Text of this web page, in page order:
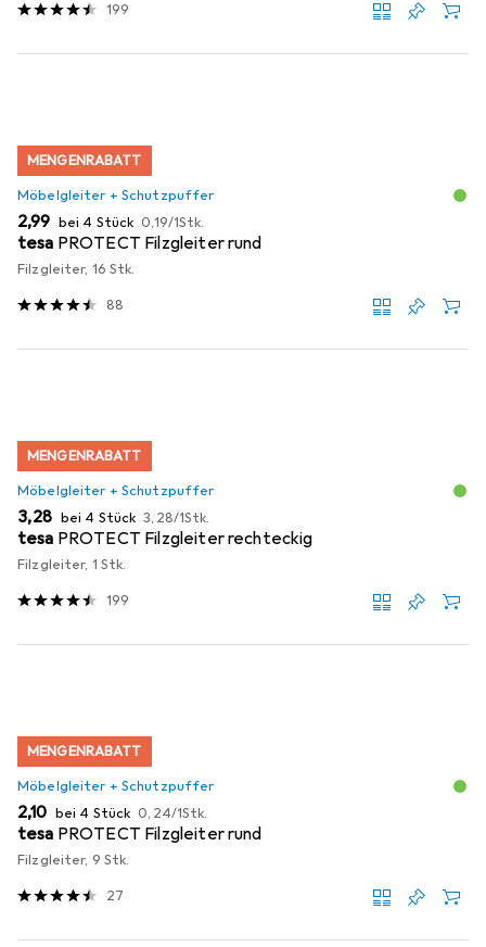
199
MENGENRABATT
Möbelgleiter + Schutzpuffer
EUR
2,99 bei 4 Stück EUR
0,19/1Stk.
tesa PROTECT Filzgleiter rund
Filzgleiter, 16 Stk.
88
MENGENRABATT
Möbelgleiter + Schutzpuffer
EUR
3,28 bei 4 Stück EUR
3,28/1Stk.
tesa PROTECT Filzgleiter rechteckig
Filzgleiter, 1 Stk.
199
MENGENRABATT
Möbelgleiter + Schutzpuffer
EUR
2,10 bei 4 Stück EUR
0,24/1Stk.
tesa PROTECT Filzgleiter rund
Filzgleiter, 9 Stk.
27